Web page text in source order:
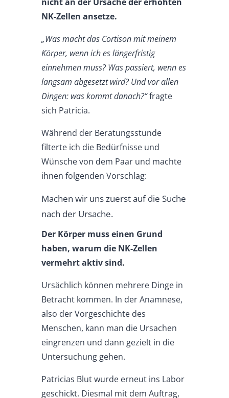
NK-Zellen ansetze.
„Was macht das Cortison mit meinem
Körper, wenn ich es längerfristig
einnehmen muss? Was passiert, wenn es
langsam abgesetzt wird? Und vor allen
Dingen: was kommt danach?“fragte
sich Patricia.
Während der Beratungsstunde
filterte ich die Bedürfnisse und
Wünsche von dem Paar und machte
ihnen folgenden Vorschlag:
Machen wir uns zuerst auf die Suche
nach der Ursache.
Der Körper muss einen Grund
haben, warum die NK-Zellen
vermehrt aktiv sind.
Ursächlich können mehrere Dinge in
Betracht kommen. In der Anamnese,
also der Vorgeschichte des
Menschen, kann man die Ursachen
eingrenzen und dann gezielt in die
Untersuchung gehen.
Patricias Blut wurde erneut ins Labor
geschickt. Diesmal mit dem Auftrag,